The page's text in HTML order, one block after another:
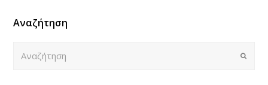
Αναζήτηση
Submit